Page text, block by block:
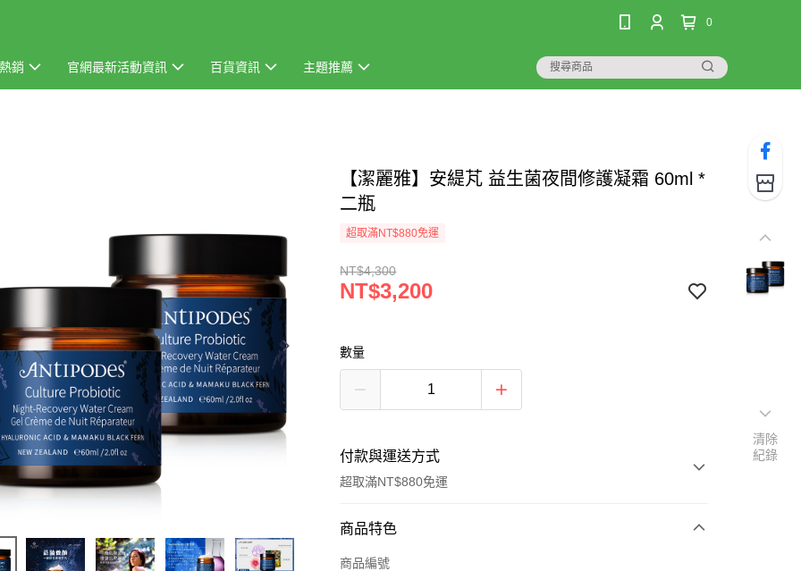
0
銷 官網最新活動資訊 百貨資訊 主題推薦
【潔麗雅】安緹芃 益生菌夜間修護凝霜 60ml *
二瓶
超取滿NT$880免運
NT$4,300
NT$3,200
數量
付款與運送方式
超取滿NT$880免運
付款方式
信用卡一次付款
商品特色
商品編號
清除
紀錄